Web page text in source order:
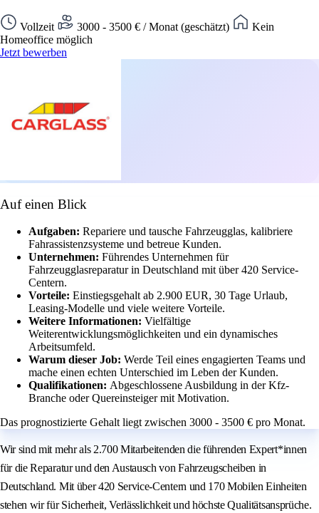
Vollzeit 3000 - 3500 € / Monat (geschätzt)
Kein
Homeoffice möglich
Jetzt bewerben
Auf einen Blick
Aufgaben: Repariere und tausche Fahrzeugglas, kalibriere
Fahrassistenzsysteme und betreue Kunden.
Unternehmen: Führendes Unternehmen für
Fahrzeugglasreparatur in Deutschland mit über 420 Service-
Centern.
Vorteile: Einstiegsgehalt ab 2.900 EUR, 30 Tage Urlaub,
Leasing-Modelle und viele weitere Vorteile.
Weitere Informationen: Vielfältige
Weiterentwicklungsmöglichkeiten und ein dynamisches
Arbeitsumfeld.
Warum dieser Job: Werde Teil eines engagierten Teams und
mache einen echten Unterschied im Leben der Kunden.
Qualifikationen: Abgeschlossene Ausbildung in der Kfz-
Branche oder Quereinsteiger mit Motivation.
Das prognostizierte Gehalt liegt zwischen 3000 - 3500 € pro Monat.
Wir sind mit mehr als 2.700 Mitarbeitenden die führenden Expert*innen
für die Reparatur und den Austausch von Fahrzeugscheiben in
Deutschland. Mit über 420 Service-Centern und 170 Mobilen Einheiten
stehen wir für Sicherheit, Verlässlichkeit und höchste Qualitätsansprüche.